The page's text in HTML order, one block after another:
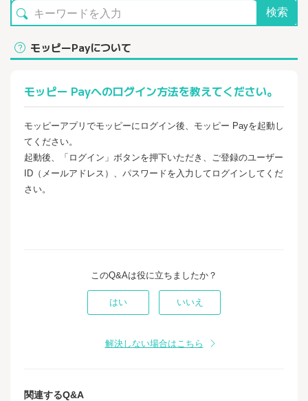
検索
モッピーPayについて
モッピー Payへのログイン方法を教えてください。
モッピーアプリでモッピーにログイン後、モッピー Payを起動し
てください。
起動後、「ログイン」ボタンを押下いただき、ご登録のユーザー
ID（メールアドレス）、パスワードを入力してログインしてくだ
さい。
このQ&Aは役に立ちましたか？
はい いいえ
解決しない場合はこちら
関連するQ&A